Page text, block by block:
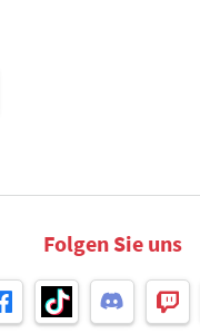
Folgen Sie uns